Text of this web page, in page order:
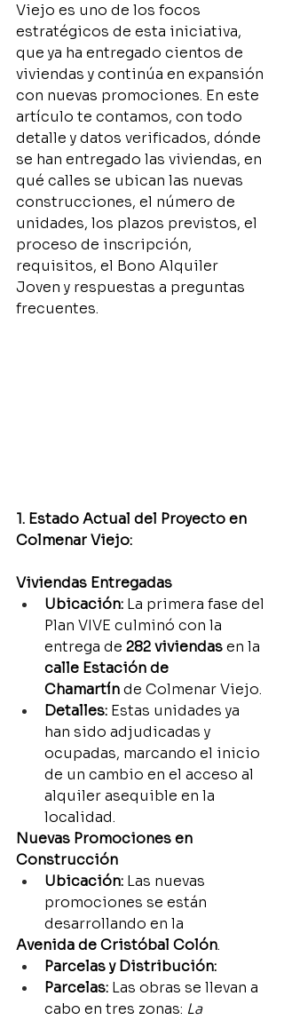
Viejo es uno de los focos
estratégicos de esta iniciativa,
que ya ha entregado cientos de
viviendas y continúa en expansión
con nuevas promociones. En este
artículo te contamos, con todo
detalle y datos verificados, dónde
se han entregado las viviendas, en
qué calles se ubican las nuevas
construcciones, el número de
unidades, los plazos previstos, el
proceso de inscripción,
requisitos, el Bono Alquiler
Joven y respuestas a preguntas
frecuentes.
1. Estado Actual del Proyecto en
Colmenar Viejo:
Viviendas Entregadas
Ubicación: La primera fase del
Plan VIVE culminó con la
entrega de 282 viviendas en la
calle Estación de
Chamartín de Colmenar Viejo.
Detalles: Estas unidades ya
han sido adjudicadas y
ocupadas, marcando el inicio
de un cambio en el acceso al
alquiler asequible en la
localidad.
Nuevas Promociones en
Construcción
Ubicación: Las nuevas
promociones se están
desarrollando en la
Avenida de Cristóbal Colón.
Parcelas y Distribución:
Parcelas: Las obras se llevan a
cabo en tres zonas: La